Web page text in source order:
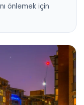
önlemek için